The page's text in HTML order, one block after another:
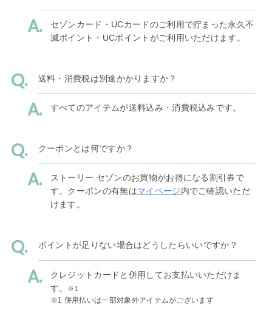
セゾンカード・UCカードのご利用で貯まった永久不
滅ポイント・UCポイントがご利用いただけます。
送料・消費税は別途かかりますか？
すべてのアイテムが送料込み・消費税込みです。
クーポンとは何ですか？
ストーリー セゾンのお買物がお得になる割引券で
す。クーポンの有無はマイページ内でご確認いただ
けます。
ポイントが足りない場合はどうしたらいいですか？
クレジットカードと併用してお支払いいただけま
す。
※1
※1 併用払いは一部対象外アイテムがございます